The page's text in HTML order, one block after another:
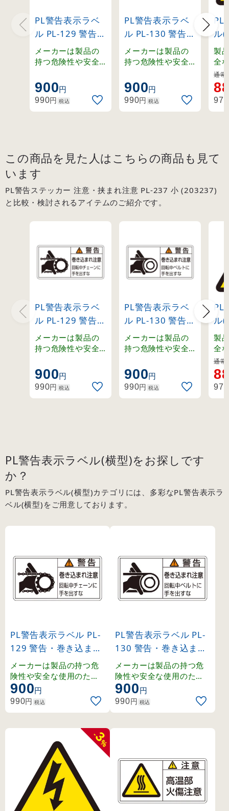
PL警告表示ラベ
ル PL-129 警告・
巻き込まれ注
意・回転中チェ
な 小 (203129)
メーカーは製品の
持つ危険性や安全
示に関わる正しい
警告を、ユーザー
に提供する義務が
900円
990円 税込
PL警告表示ラベ
ル PL-130 警告・
巻き込まれ注
意・回転中ベル
小 (203130)
メーカーは製品の
持つ危険性や安全
示に関わる正しい
警告を、ユーザー
に提供する義務が
900円
990円 税込
PL
ル(
電
製
全
指
告
通常:
973
この商品を見た人はこちらの商品も見て
います
PL警告ステッカー 注意・挟まれ注意 PL-237 小 (203237)
と比較・検討されるアイテムのご紹介です。
PL警告表示ラベ
ル PL-129 警告・
巻き込まれ注
意・回転中チェ
な 小 (203129)
メーカーは製品の
持つ危険性や安全
示に関わる正しい
警告を、ユーザー
に提供する義務が
900円
990円 税込
PL警告表示ラベ
ル PL-130 警告・
巻き込まれ注
意・回転中ベル
小 (203130)
メーカーは製品の
持つ危険性や安全
示に関わる正しい
警告を、ユーザー
に提供する義務が
900円
990円 税込
PL
ル(
電
製
全
指
告
通常:
973
PL警告表示ラベル(横型)をお探しです
か？
PL警告表示ラベル(横型)カテゴリには、多彩なPL警告表示ラ
ベル(横型)をご用意しております。
PL警告表示ラベル PL-
129 警告・巻き込まれ
注意・回転中チェーン
に手を出すな 小 (2031
29)
メーカーは製品の持つ危
険性や安全な使用のため
の指示に関わる正しい警
告を、ユーザーに提供す
る義務があり、その内容
て検討しなくてはなりま
900円
990円 税込
PL警告表示ラベル PL-
130 警告・巻き込まれ
注意・回転中ベルトに
手を出すな 小 (20313
0)
メーカーは製品の持つ危
険性や安全な使用のため
の指示に関わる正しい警
告を、ユーザーに提供す
る義務があり、その内容
て検討しなくてはなりま
900円
990円 税込
-
3
%